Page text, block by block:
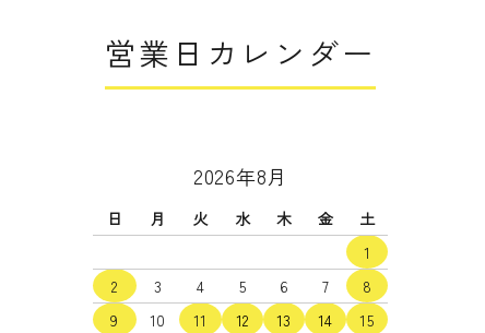
営業日カレンダー
2026年8月
日 月 火 水 木 金
土
1
2
3 4 5 6 7
8
9
10 11 12 13 14
15